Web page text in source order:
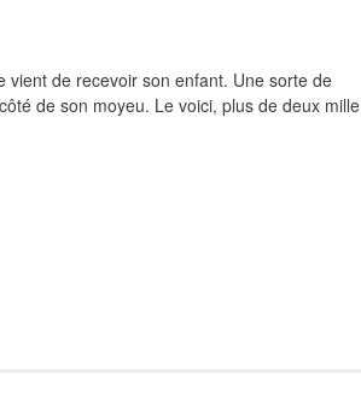
vient de recevoir son enfant. Une sorte de
de son moyeu. Le voici, plus de deux mille